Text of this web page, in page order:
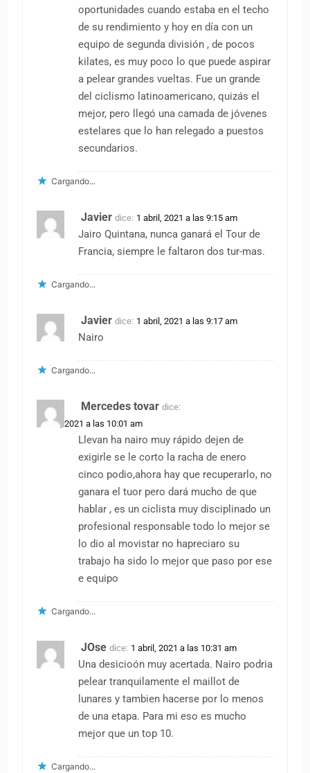
oportunidades cuando estaba en el techo
de su rendimiento y hoy en día con un
equipo de segunda división , de pocos
kilates, es muy poco lo que puede aspirar
a pelear grandes vueltas. Fue un grande
del ciclismo latinoamericano, quizás el
mejor, pero llegó una camada de jóvenes
estelares que lo han relegado a puestos
secundarios.
Cargando...
Javier dice: 1 abril, 2021 a las 9:15 am
Jairo Quintana, nunca ganará el Tour de
Francia, siempre le faltaron dos tur-mas.
Cargando...
Javier dice: 1 abril, 2021 a las 9:17 am
Nairo
Cargando...
Mercedes tovar dice:
1 abril, 2021 a las 10:01 am
Llevan ha nairo muy rápido dejen de
exigirle se le corto la racha de enero
cinco podio,ahora hay que recuperarlo, no
ganara el tuor pero dará mucho de que
hablar , es un ciclista muy disciplinado un
profesional responsable todo lo mejor se
lo dio al movistar no hapreciaro su
trabajo ha sido lo mejor que paso por ese
e equipo
Cargando...
JOse dice: 1 abril, 2021 a las 10:31 am
Una desicioón muy acertada. Nairo podria
pelear tranquilamente el maillot de
lunares y tambien hacerse por lo menos
de una etapa. Para mi eso es mucho
mejor que un top 10.
Cargando...